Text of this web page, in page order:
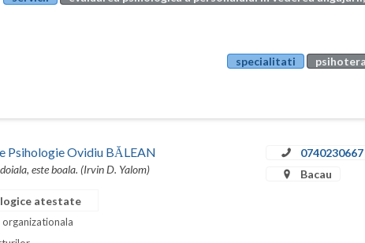
specialitati
Psihologie Ovidiu BĂLEAN
este boala. (Irvin D. Yalom)
0740230667
Bacau
atestate
organizationala